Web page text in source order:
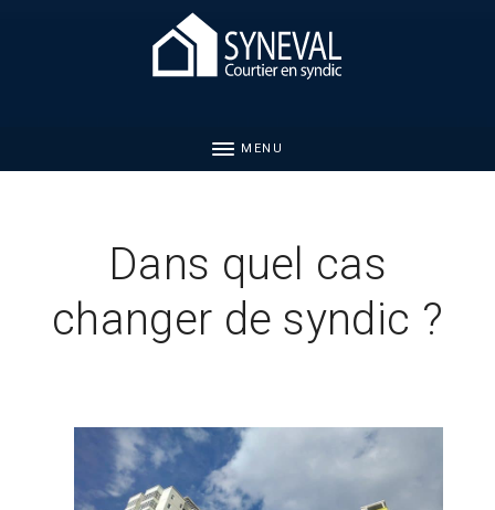
MENU
Dans quel cas
changer de syndic ?